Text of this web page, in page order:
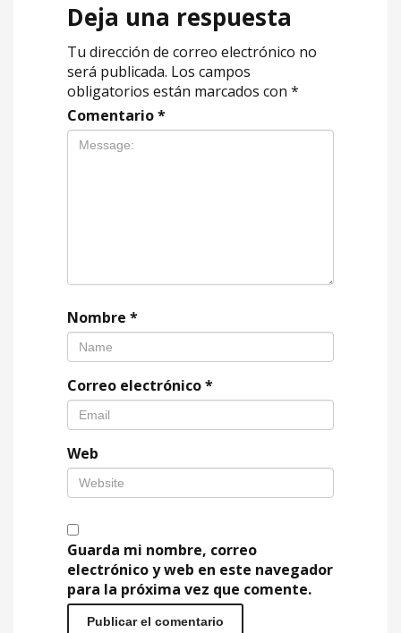
Deja una respuesta
Tu dirección de correo electrónico no
será publicada. Los campos
obligatorios están marcados con *
Comentario*
Nombre *
Correo electrónico*
Web
Guarda mi nombre, correo
electrónico y web en este navegador
para la próxima vez que comente.